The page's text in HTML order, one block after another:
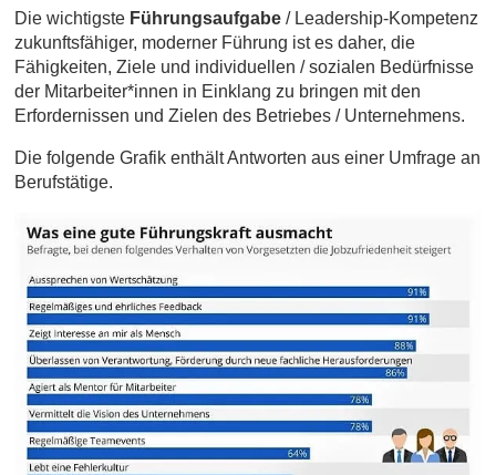
Die wichtigste Führungsaufgabe / Leadership-Kompetenz
zukunftsfähiger, moderner Führung ist es daher, die
Fähigkeiten, Ziele und individuellen / sozialen Bedürfnisse
der Mitarbeiter*innen in Einklang zu bringen mit den
Erfordernissen und Zielen des Betriebes / Unternehmens.
Die folgende Grafik enthält Antworten aus einer Umfrage an
Berufstätige.